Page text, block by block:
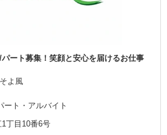
パート募集！笑顔と安心を届けるお仕事
よ風
ート・アルバイト
丁目10番6号